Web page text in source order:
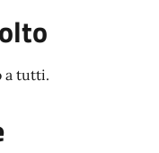
a tutti.